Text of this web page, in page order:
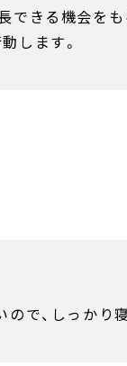
できる機会を
します。
で、しっかり寝